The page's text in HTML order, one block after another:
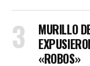
MURILLO
«ROBOS»